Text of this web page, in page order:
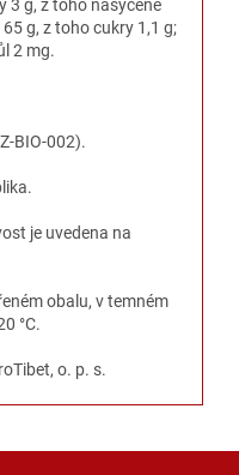
3 g, z toho nasycené
g, z toho cukry 1,1 g;
2 mg.
BIO-002).
je uvedena na
obalu, v temném
°C.
o. p. s.